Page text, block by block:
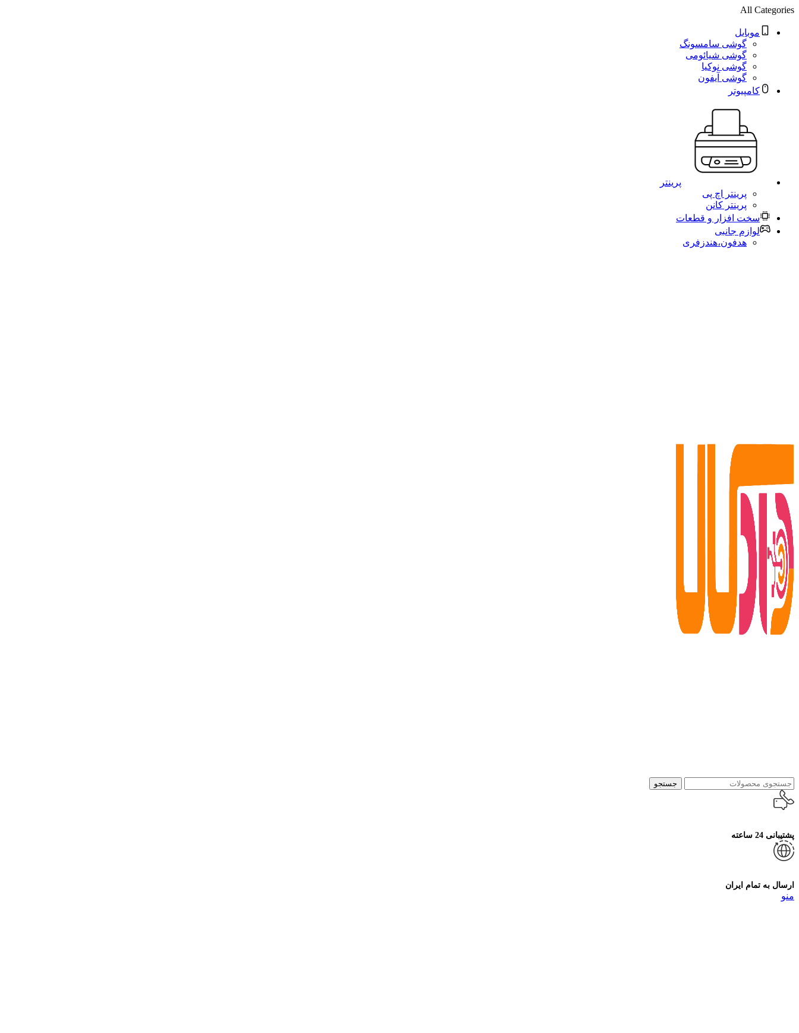
All Categories
موبایل
گوشی سامسونگ
گوشی شیائومی
گوشی نوکیا
گوشی آیفون
کامپیوتر
پرینتر
پرینتر اچ پی
پرینتر کانن
سخت افزار و قطعات
لوازم جانبی
هدفون،هندزفری
جستجو
پشتیبانی 24 ساعته
ارسال به تمام ایران
منو